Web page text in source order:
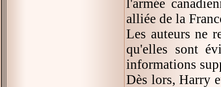
l'armée
alliée de la
Les auteurs ne
qu'elles sont
informations
Dès lors, Harry